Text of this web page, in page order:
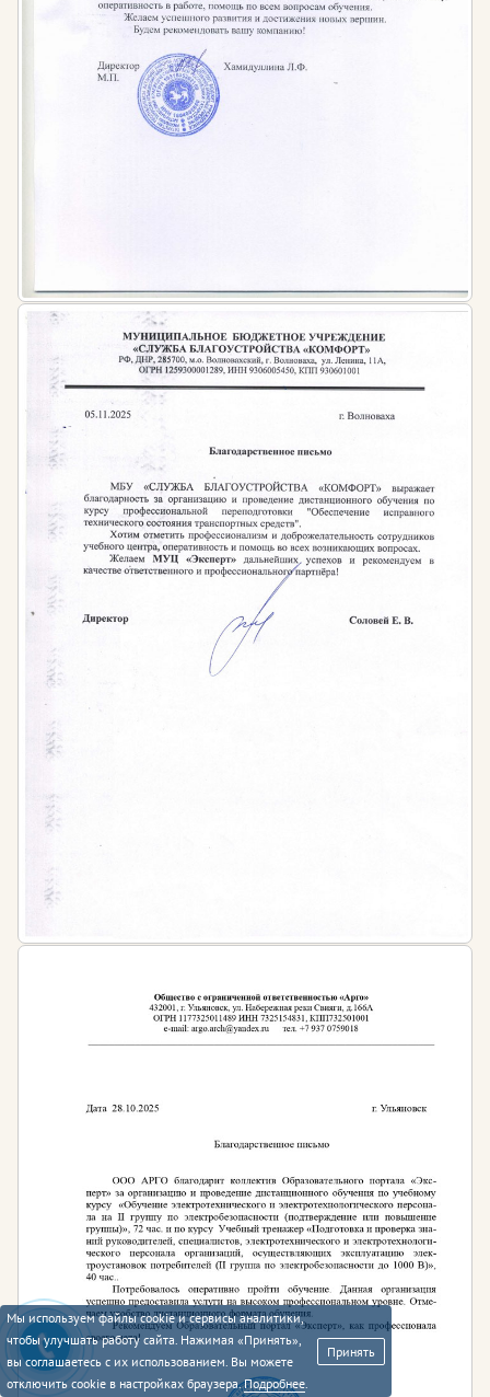
Мы используем файлы cookie и сервисы аналитики,
чтобы улучшать работу сайта. Нажимая «Принять»,
вы соглашаетесь с их использованием. Вы можете
отключить cookie в настройках браузера.Подробнее.
Принять